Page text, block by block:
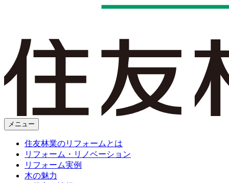
メニュー
住友林業のリフォームとは
リフォーム・リノベーション
リフォーム実例
木の魅力